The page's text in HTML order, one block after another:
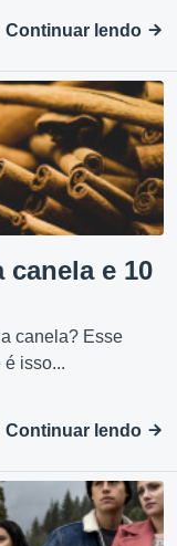
Continuar lendo
e 10
canela? Esse
isso...
Continuar lendo